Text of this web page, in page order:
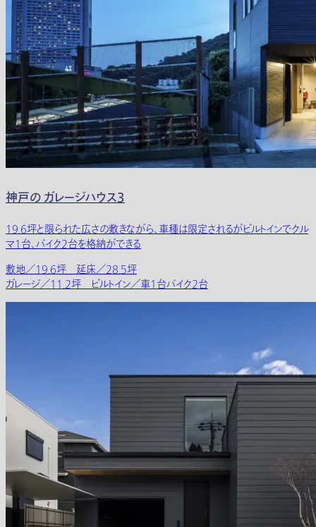
神戸の ガレージハウス3
19.6坪と限られた広さの敷きながら、車種は限定されるがビルトインでクル
マ1台、バイク2台を格納ができる
敷地／19.6坪 延床／28.5坪
ガレージ／11.2坪 ビルトイン／車1台バイク2台